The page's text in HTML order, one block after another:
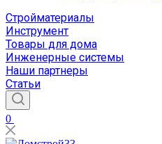
Стройматериалы
Инструмент
Товары для дома
Инженерные системы
Наши партнеры
Статьи
0